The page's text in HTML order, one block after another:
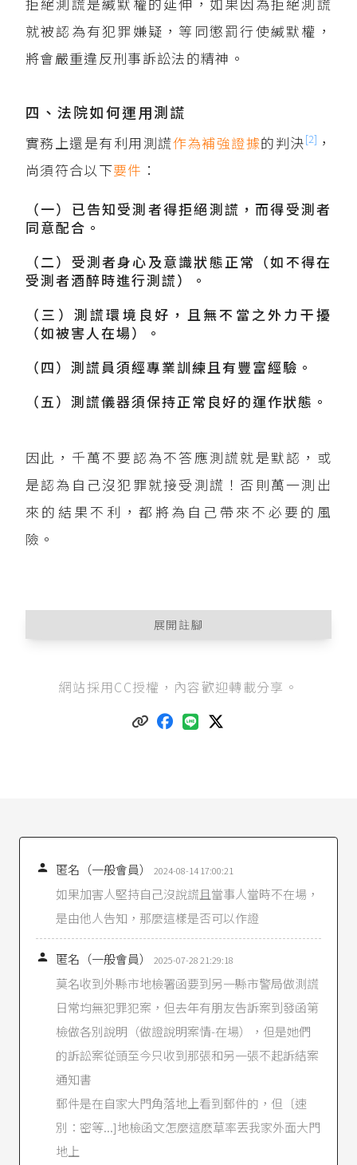
就被認為有犯罪嫌疑，等同懲罰行使緘默權，
將會嚴重違反刑事訴訟法的精神。
四、法院如何運用測謊
實務上還是有利用測謊作為補強證據的判決[2] ，
尚須符合以下要件 ：
（一）已告知受測者得拒絕測謊，而得受測者
同意配合。
（二）受測者身心及意識狀態正常（如不得在
受測者酒醉時進行測謊）。
（三）測謊環境良好，且無不當之外力干擾
（如被害人在場）。
（四）測謊員須經專業訓練且有豐富經驗。
（五）測謊儀器須保持正常良好的運作狀態。
因此，千萬不要認為不答應測謊就是默認，或
是認為自己沒犯罪就接受測謊！否則萬一測出
來的結果不利，都將為自己帶來不必要的風
險。
展開註腳
「……然人之生理反應受外在影響因素甚夥，諸
測以外其他事件之影響等，不止於說謊一項……
不可能完全相同……」
最高法院88年度台上字第2936號刑事判決
技能，復基於保障緘默權而事先獲得受測者之同
意，所使用之測謊儀器及其測試之問題與方法又
述，經鑑定人分析判斷有不實之情緒波動反應，
依補強性法則，雖不得為有罪判決之唯一證據，
但非無證據能力，仍得供裁判之佐證，其證明力
如何，事實審法院有自由判斷之職權……」
網站採用CC授權，內容歡迎轉載分享。
 匿名（一般會員） 2024-08-14 17:00:21
如果加害人堅持自己沒說謊且當事人當時不在場，
是由他人告知，那麼這樣是否可以作證
 匿名（一般會員） 2025-07-28 21:29:18
莫名收到外縣市地檢署函要到另一縣市警局做測謊
日常均無犯罪犯案，但去年有朋友告訴案到發函第
檢做各別說明（做證說明案情-在場），但是她們
的訴訟案從頭至今只收到那張和另一張不起訴結案
通知書
郵件是在自家大門角落地上看到郵件的，但〔速
別：密等...]地檢函文怎麼這麽草率丟我家外面大門
地上